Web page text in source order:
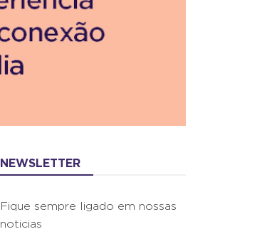
NEWSLETTER
Fique sempre ligado em nossas
noticias